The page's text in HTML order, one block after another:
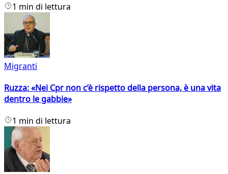
1 min di lettura
Migranti
Ruzza: «Nei Cpr non c’è rispetto della persona, è una vita
dentro le gabbie»
1 min di lettura